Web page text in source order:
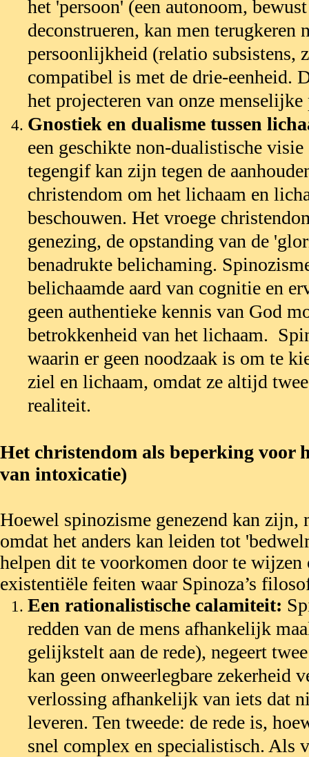
het 'persoon' (een autonoom,
deconstrueren, kan men terugkeren
persoonlijkheid (relatio subsistens,
compatibel is met de drie-eenheid.
het projecteren van onze
Gnostiek en dualisme tussen
een geschikte non-dualistische
tegengif kan zijn tegen de
christendom om het lichaam en
beschouwen. Het vroege
genezing, de opstanding van de
benadrukte belichaming.
belichaamde aard van cognitie en
geen authentieke kennis van God
betrokkenheid van het lichaam.
waarin er geen noodzaak is om te
ziel en lichaam, omdat ze altijd
realiteit.
Het christendom als beperking voor
van intoxicatie)
Hoewel spinozisme genezend kan zijn,
omdat het anders kan leiden tot
helpen dit te voorkomen door te wijzen
existentiële feiten waar Spinoza’s
Een rationalistische calamiteit:
redden van de mens afhankelijk
gelijkstelt aan de rede), negeert
kan geen onweerlegbare zekerheid
verlossing afhankelijk van iets dat
leveren. Ten tweede: de rede is,
snel complex en specialistisch. Als